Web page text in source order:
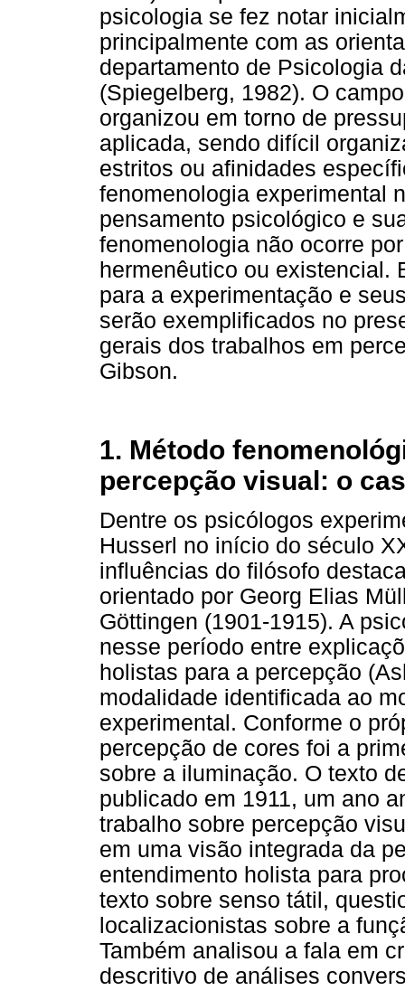
psicologia se fez notar
principalmente com as
departamento de Psicologia
(Spiegelberg, 1982). O
organizou em torno de
aplicada, sendo difícil
estritos ou afinidades
fenomenologia experimental
pensamento psicológico e
fenomenologia não ocorre
hermenêutico ou existencial.
para a experimentação e
serão exemplificados no
gerais dos trabalhos em
Gibson.
1. Método
percepção visual: o
Dentre os psicólogos
Husserl no início do século
influências do filósofo
orientado por Georg Elias
Göttingen (1901-1915). A
nesse período entre
holistas para a percepção
modalidade identificada ao
experimental. Conforme o
percepção de cores foi a
sobre a iluminação. O texto
publicado em 1911, um ano
trabalho sobre percepção
em uma visão integrada da
entendimento holista para
texto sobre senso tátil,
localizacionistas sobre a
Também analisou a fala em
descritivo de análises